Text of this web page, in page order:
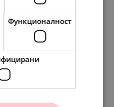
Функционалност